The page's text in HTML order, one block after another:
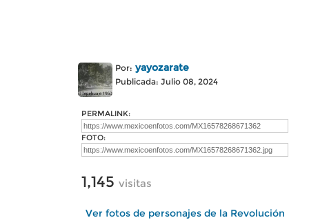
Por: yayozarate
Publicada: Julio 08, 2024
PERMALINK:
FOTO:
1,145 visitas
Ver fotos de personajes de la Revolución